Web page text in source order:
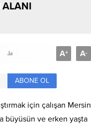
ALANI
A+ A-
ABONE OL
için çalışan Mersin
büyüsün ve erken yaşta